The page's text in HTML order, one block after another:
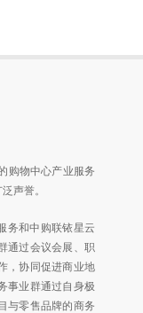
购物中心产业服务
声誉。
务和中购联铱星云
通过会议会展、职
，协同促进商业地
事业群通过自身极
与零售品牌的商务